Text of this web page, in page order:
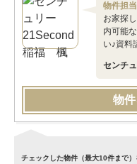
物件担
お家探
内可能
い♪資料
センチ
物
チェックした物件（最大10件まで）